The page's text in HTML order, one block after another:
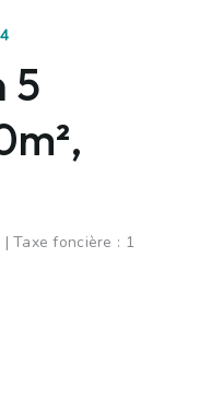
5
Taxe foncière : 1